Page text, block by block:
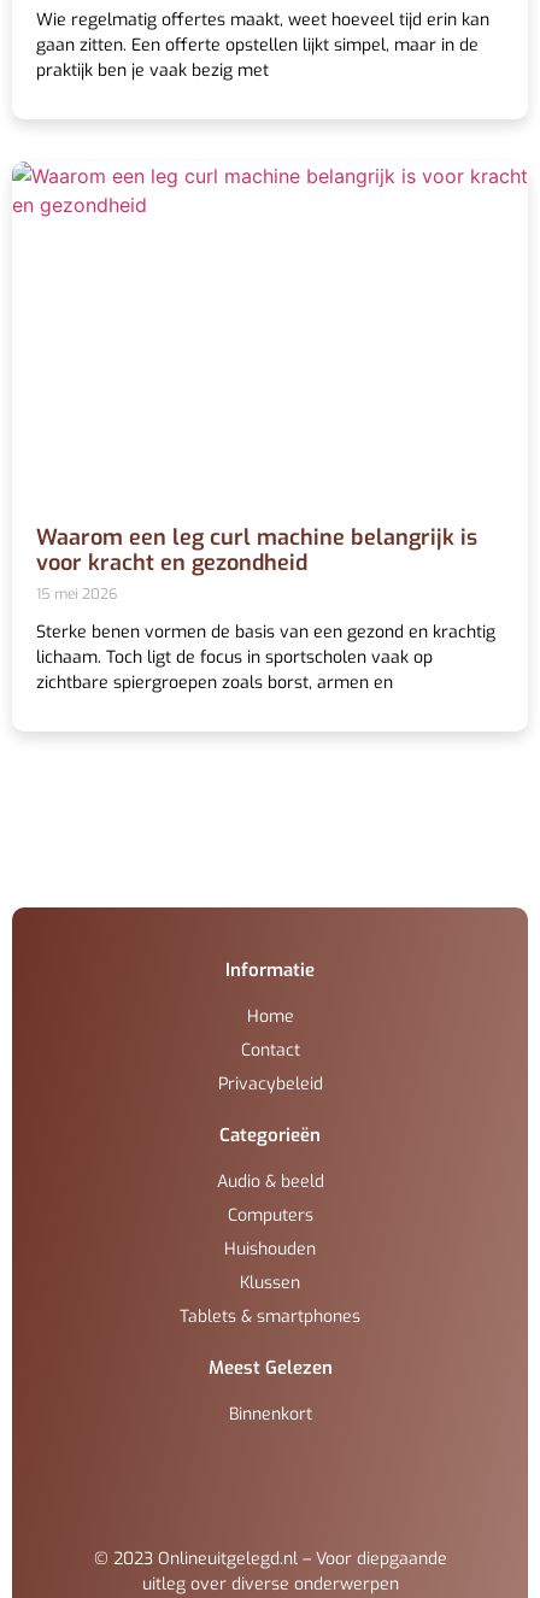
Wie regelmatig offertes maakt, weet hoeveel tijd erin kan
gaan zitten. Een offerte opstellen lijkt simpel, maar in de
praktijk ben je vaak bezig met
Waarom een leg curl machine belangrijk is
voor kracht en gezondheid
15 mei 2026
Sterke benen vormen de basis van een gezond en krachtig
lichaam. Toch ligt de focus in sportscholen vaak op
zichtbare spiergroepen zoals borst, armen en
Informatie
Home
Contact
Privacybeleid
Categorieën
Audio & beeld
Computers
Huishouden
Klussen
Tablets & smartphones
Meest Gelezen
Binnenkort
© 2023 Onlineuitgelegd.nl – Voor diepgaande
uitleg over diverse onderwerpen